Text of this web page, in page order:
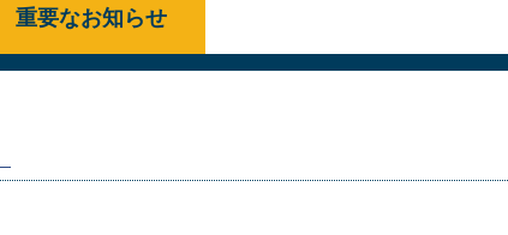
重要なお知らせ